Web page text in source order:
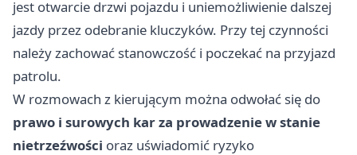
jest otwarcie drzwi pojazdu i uniemożliwienie dalszej
jazdy przez odebranie kluczyków. Przy tej czynności
należy zachować stanowczość i poczekać na przyjazd
patrolu.
W rozmowach z kierującym można odwołać się do
prawo i surowych kar za prowadzenie w stanie
nietrzeźwości oraz uświadomić ryzyko